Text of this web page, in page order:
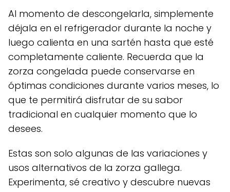
Al momento de descongelarla, simplemente
déjala en el refrigerador durante la noche y
luego calienta en una sartén hasta que esté
completamente caliente. Recuerda que la
zorza congelada puede conservarse en
óptimas condiciones durante varios meses, lo
que te permitirá disfrutar de su sabor
tradicional en cualquier momento que lo
desees.
Estas son solo algunas de las variaciones y
usos alternativos de la zorza gallega.
Experimenta, sé creativo y descubre nuevas